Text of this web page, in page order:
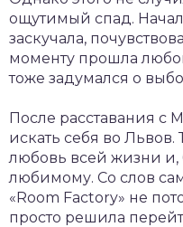
ощутимый спад.
заскучала,
моменту прошла
тоже задумался о
После расставания с
искать себя во
любовь всей жизни и,
любимому. Со слов
«Room Factory» не
просто решила